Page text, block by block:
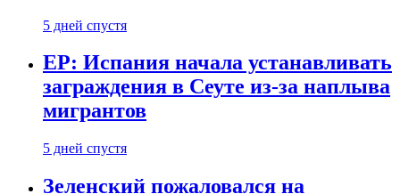
5 дней спустя
EP: Испания начала устанавливать
заграждения в Сеуте из-за наплыва
мигрантов
5 дней спустя
Зеленский пожаловался на